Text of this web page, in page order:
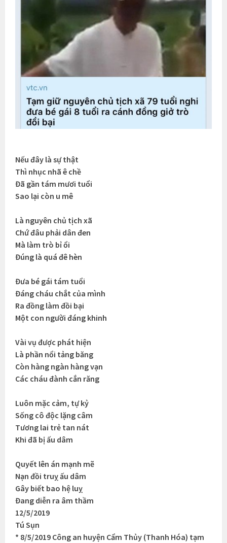
Nếu đây là sự thật
Thì nhục nhã ê chề
Đã gần tám mươi tuổi
Sao lại còn u mê
Là nguyên chủ tịch xã
Chứ đâu phải dân đen
Mà làm trò bỉ ổi
Đúng là quá đê hèn
Đưa bé gái tám tuổi
Đáng cháu chắt của mình
Ra đồng làm đồi bại
Một con người đáng khinh
Vài vụ được phát hiện
Là phần nổi tảng băng
Còn hàng ngàn hàng vạn
Các cháu đành cắn răng
Luôn mặc cảm, tự kỷ
Sống cô độc lặng câm
Tương lai trẻ tan nát
Khi đã bị ấu dâm
Quyết lên án mạnh mẽ
Nạn đồi truỵ ấu dâm
Gây biết bao hệ luỵ
Đang diễn ra âm thầm
12/5/2019
Tú Sụn
* 8/5/2019 Công an huyện Cẩm Thủy (Thanh Hóa) tạm